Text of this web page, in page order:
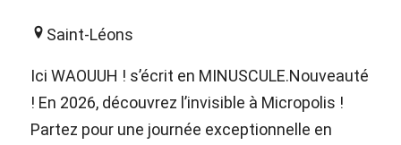
Saint-Léons
Ici WAOUUH ! s’écrit en MINUSCULE.Nouveauté
! En 2026, découvrez l’invisible à Micropolis !
Partez pour une journée exceptionnelle en